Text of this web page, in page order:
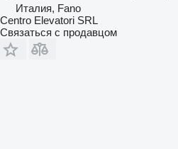
Италия, Fano
Centro Elevatori SRL
Связаться с продавцом